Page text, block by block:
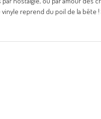
reprend du poil de la bête !